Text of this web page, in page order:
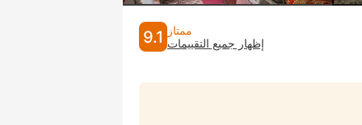
ممتاز
إظهار جميع التقييمات 9.1